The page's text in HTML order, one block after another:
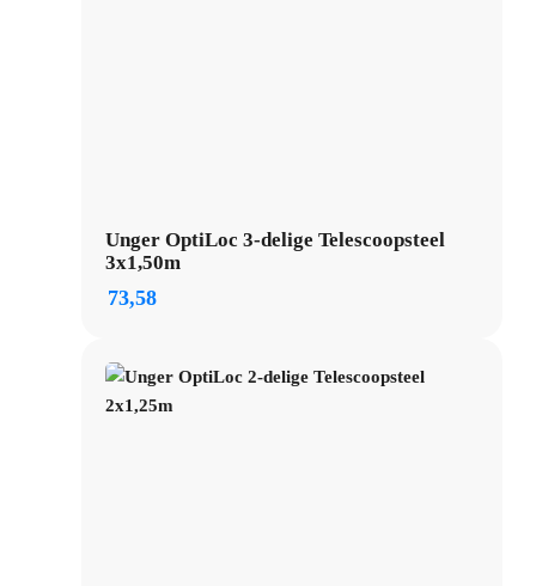
Unger OptiLoc 3-delige Telescoopsteel
3x1,50m
73,58